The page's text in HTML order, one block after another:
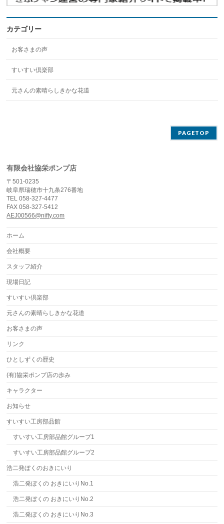
カテゴリー
お客さまの声
すいすい倶楽部
元さんの素晴らしきかな花道
PAGETOP
有限会社協栄ポンプ店
〒501-0235
岐阜県瑞穂市十九条276番地
TEL 058-327-4477
FAX 058-327-5412
AEJ00566@nifty.com
ホーム
会社概要
スタッフ紹介
現場日記
すいすい倶楽部
元さんの素晴らしきかな花道
お客さまの声
リンク
ひとしずくの歴史
(有)協栄ポンプ店の歩み
キャラクター
お知らせ
すいすい工房部品館
すいすい工房部品館グループ1
すいすい工房部品館グループ2
浩二発ぼくのおきにいり
浩二発ぼくの おきにいりNo.1
浩二発ぼくの おきにいりNo.2
浩二発ぼくの おきにいりNo.3